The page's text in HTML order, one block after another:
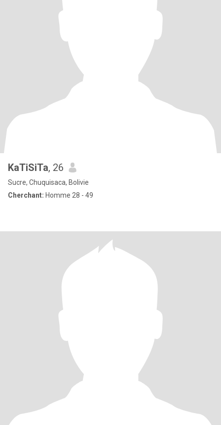
KaTiSiTa, 26
Sucre, Chuquisaca, Bolivie
Cherchant: Homme 28 - 49